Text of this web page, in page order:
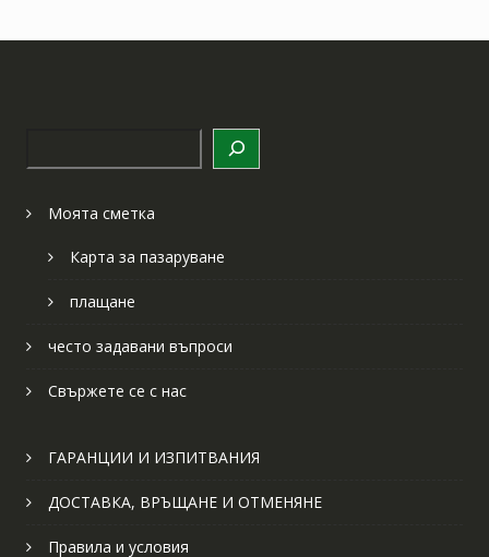
Моята сметка
Карта за пазаруване
плащане
често задавани въпроси
Свържете се с нас
ГАРАНЦИИ И ИЗПИТВАНИЯ
ДОСТАВКА, ВРЪЩАНЕ И ОТМЕНЯНЕ
Правила и условия